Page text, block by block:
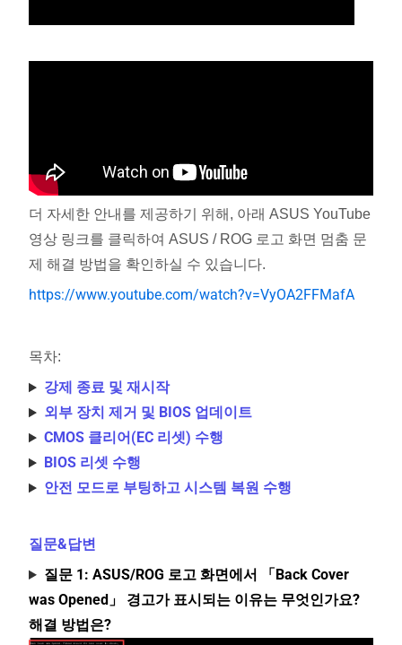
더 자세한 안내를 제공하기 위해, 아래 ASUS YouTube
영상 링크를 클릭하여 ASUS / ROG 로고 화면 멈춤 문
제 해결 방법을 확인하실 수 있습니다.
https://www.youtube.com/watch?v=VyOA2FFMafA
목차:
강제 종료 및 재시작
외부 장치 제거 및 BIOS 업데이트
CMOS 클리어(EC 리셋) 수행
BIOS 리셋 수행
안전 모드로 부팅하고 시스템 복원 수행
질문&답변
질문 1: ASUS/ROG 로고 화면에서 「Back Cover
was Opened」 경고가 표시되는 이유는 무엇인가요?
해결 방법은?